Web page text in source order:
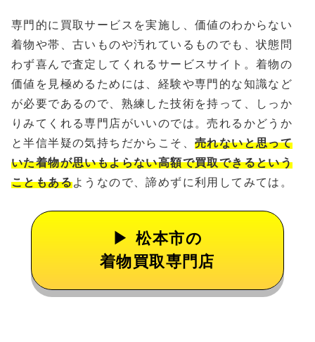
専門的に買取サービスを実施し、価値のわからない
着物や帯、古いものや汚れているものでも、状態問
わず喜んで査定してくれるサービスサイト。着物の
価値を見極めるためには、経験や専門的な知識など
が必要であるので、熟練した技術を持って、しっか
りみてくれる専門店がいいのでは。売れるかどうか
と半信半疑の気持ちだからこそ、 売れないと思って
いた着物が思いもよらない高額で買取できるという
こともあるようなので、諦めずに利用してみては。
松本市の
着物買取専門店